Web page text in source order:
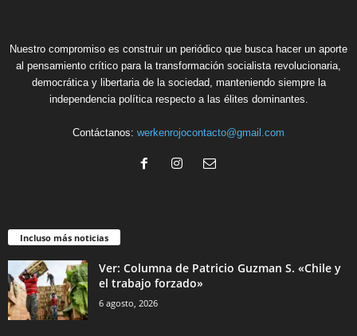
Nuestro compromiso es construir un periódico que busca hacer un aporte
al pensamiento crítico para la transformación socialista revolucionaria,
democrática y libertaria de la sociedad, manteniendo siempre la
independencia política respecto a las élites dominantes.
Contáctanos: werkenrojocontacto@gmail.com
Incluso más noticias
Ver: Columna de Patricio Guzman S. «Chile y
el trabajo forzado»
6 agosto, 2026